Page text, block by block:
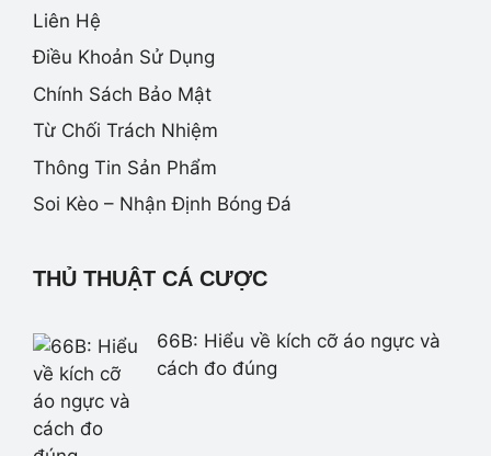
Liên Hệ
Điều Khoản Sử Dụng
Chính Sách Bảo Mật
Từ Chối Trách Nhiệm
Thông Tin Sản Phẩm
Soi Kèo – Nhận Định Bóng Đá
THỦ THUẬT CÁ CƯỢC
66B: Hiểu về kích cỡ áo ngực và
cách đo đúng